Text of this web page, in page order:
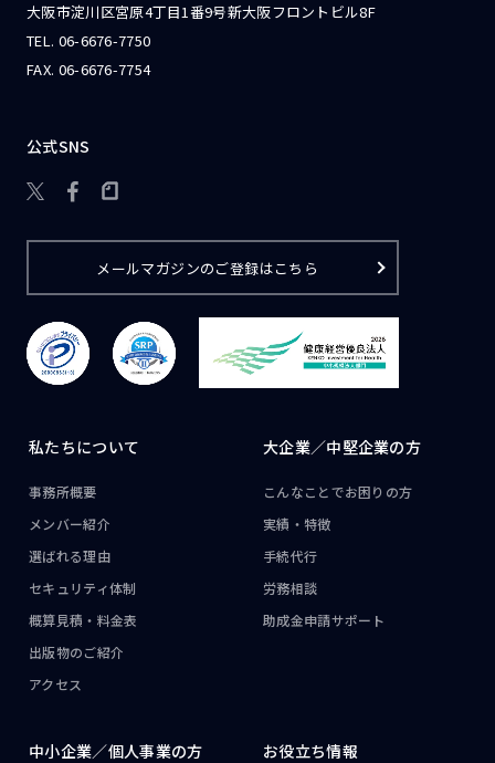
大阪市淀川区宮原4丁目1番9号新大阪フロントビル8F
TEL. 06-6676-7750
FAX. 06-6676-7754
公式SNS

メールマガジンのご登録はこちら
私たちについて
事務所概要
メンバー紹介
選ばれる理由
セキュリティ体制
概算見積・料金表
出版物のご紹介
アクセス
大企業／中堅企業の方
こんなことでお困りの方
実績・特徴
手続代行
労務相談
助成金申請サポート
中小企業／個人事業の方 お役立ち情報